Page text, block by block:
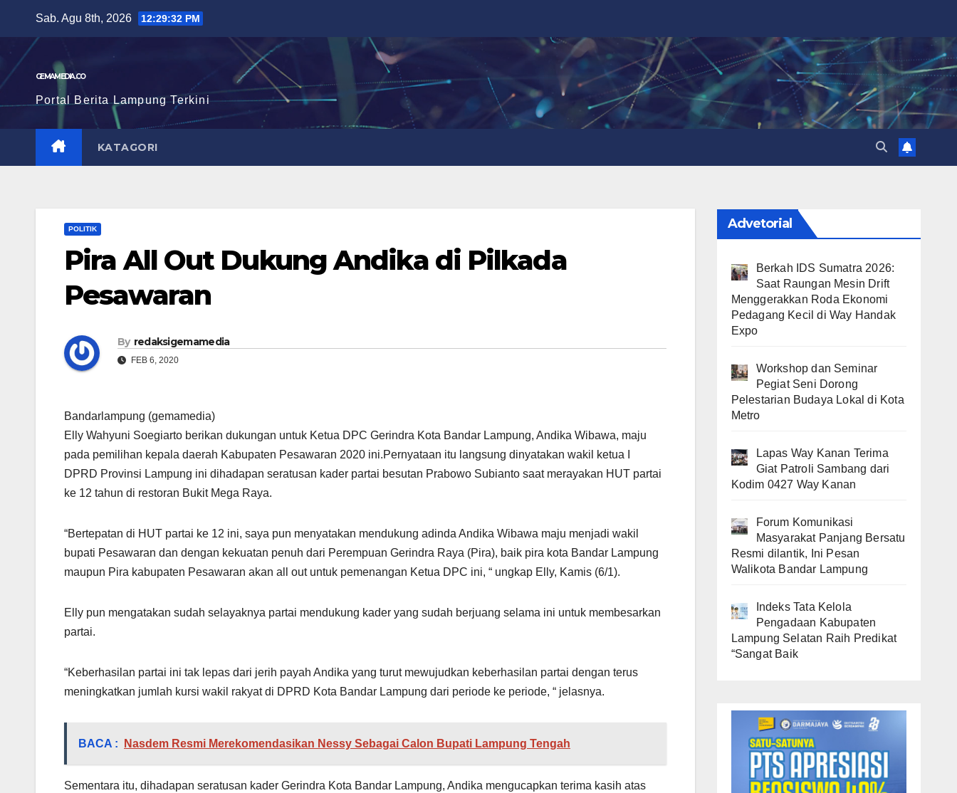
content
Sab. Agu 8th, 2026 12:29:33 PM
GEMAMEDIA.CO
Portal Berita Lampung Terkini
KATAGORI
POLITIK
Pira All Out Dukung Andika di Pilkada
Pesawaran
By redaksigemamedia
FEB 6, 2020
Bandarlampung (gemamedia)
Elly Wahyuni Soegiarto berikan dukungan untuk Ketua DPC Gerindra Kota Bandar Lampung, Andika Wibawa, maju
pada pemilihan kepala daerah Kabupaten Pesawaran 2020 ini.Pernyataan itu langsung dinyatakan wakil ketua I
DPRD Provinsi Lampung ini dihadapan seratusan kader partai besutan Prabowo Subianto saat merayakan HUT partai
ke 12 tahun di restoran Bukit Mega Raya.
“Bertepatan di HUT partai ke 12 ini, saya pun menyatakan mendukung adinda Andika Wibawa maju menjadi wakil
bupati Pesawaran dan dengan kekuatan penuh dari Perempuan Gerindra Raya (Pira), baik pira kota Bandar Lampung
maupun Pira kabupaten Pesawaran akan all out untuk pemenangan Ketua DPC ini, “ ungkap Elly, Kamis (6/1).
Elly pun mengatakan sudah selayaknya partai mendukung kader yang sudah berjuang selama ini untuk membesarkan
partai.
“Keberhasilan partai ini tak lepas dari jerih payah Andika yang turut mewujudkan keberhasilan partai dengan terus
meningkatkan jumlah kursi wakil rakyat di DPRD Kota Bandar Lampung dari periode ke periode, “ jelasnya.
BACA : Nasdem Resmi Merekomendasikan Nessy Sebagai Calon Bupati Lampung Tengah
Sementara itu, dihadapan seratusan kader Gerindra Kota Bandar Lampung, Andika mengucapkan terima kasih atas
Advetorial
Berkah IDS Sumatra 2026:
Saat Raungan Mesin Drift
Menggerakkan Roda Ekonomi
Pedagang Kecil di Way Handak
Expo
Workshop dan Seminar
Pegiat Seni Dorong
Pelestarian Budaya Lokal di Kota
Metro
Lapas Way Kanan Terima
Giat Patroli Sambang dari
Kodim 0427 Way Kanan
Forum Komunikasi
Masyarakat Panjang Bersatu
Resmi dilantik, Ini Pesan
Walikota Bandar Lampung
Indeks Tata Kelola
Pengadaan Kabupaten
Lampung Selatan Raih Predikat
“Sangat Baik